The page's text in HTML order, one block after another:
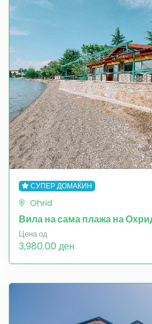
СУПЕР ДОМАЌИН
Ohrid
Вила на сама плажа на
Цена од
3,980.00 ден